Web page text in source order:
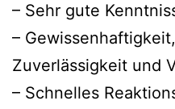
– Sehr gute
–
Zuverlässigkeit und
– Schnelles